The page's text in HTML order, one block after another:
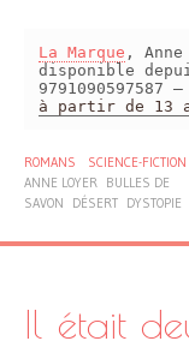
La Marque ,
disponible
9791090597587 –
à partir de 13
ROMANS
SCIENCE-FICTION
ANNE LOYER BULLES DE
SAVON
DÉSERT DYSTOPIE
Il était